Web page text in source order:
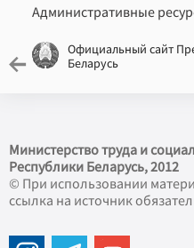
Административные
Официальный сайт
Беларусь
Министерство труда и
Республики Беларусь, 2012
© При использовании
ссылка на источник